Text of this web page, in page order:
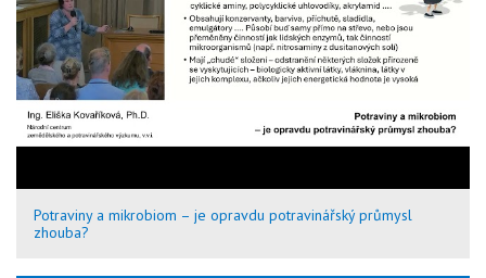
Potraviny a mikrobiom – je opravdu potravinářský průmysl
zhouba?